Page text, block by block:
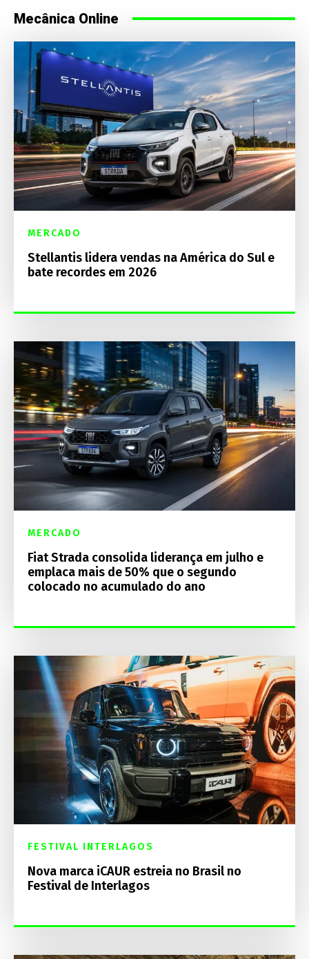
Mecânica Online
MERCADO
Stellantis lidera vendas na América do Sul e
bate recordes em 2026
MERCADO
Fiat Strada consolida liderança em julho e
emplaca mais de 50% que o segundo
colocado no acumulado do ano
FESTIVAL INTERLAGOS
Nova marca iCAUR estreia no Brasil no
Festival de Interlagos